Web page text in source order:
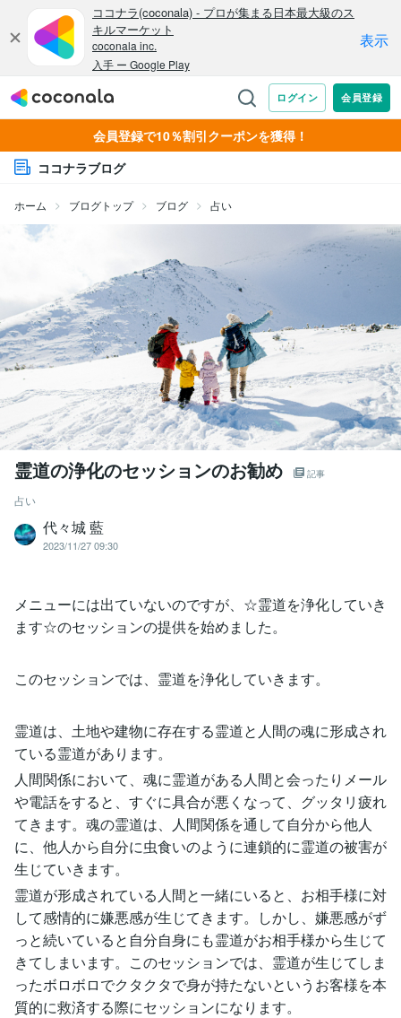
会員登録で10％割引クーポンを獲得！
ココナラブログ
ホーム ブログトップ ブログ 占い
霊道の浄化のセッションのお勧め 記事
占い
代々城 藍
2023/11/27 09:30
メニューには出ていないのですが、☆霊道を浄化していき
ます☆のセッションの提供を始めました。
このセッションでは、霊道を浄化していきます。
霊道は、土地や建物に存在する霊道と人間の魂に形成され
ている霊道があります。
人間関係において、魂に霊道がある人間と会ったりメール
や電話をすると、すぐに具合が悪くなって、グッタリ疲れ
てきます。魂の霊道は、人間関係を通して自分から他人
に、他人から自分に虫食いのように連鎖的に霊道の被害が
生じていきます。
霊道が形成されている人間と一緒にいると、お相手様に対
して感情的に嫌悪感が生じてきます。しかし、嫌悪感がず
っと続いていると自分自身にも霊道がお相手様から生じて
きてしまいます。このセッションでは、霊道が生じてしま
ったボロボロでクタクタで身が持たないというお客様を本
質的に救済する際にセッションになります。